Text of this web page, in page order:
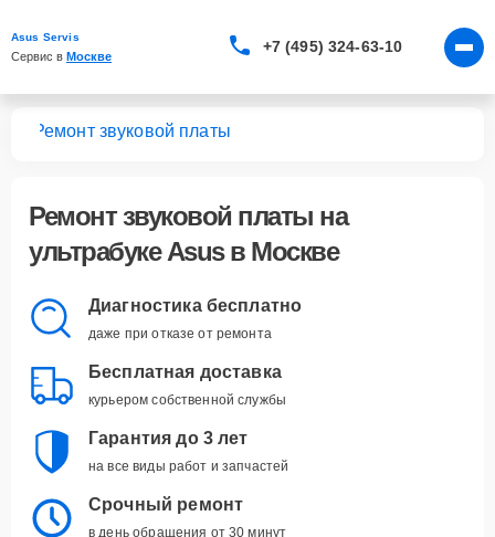
Asus Servis
Сервис в Москве
+7 (495) 324-63-10
Ремонт звуковой платы
Ремонт звуковой платы на
ультрабуке Asus в Москве
Диагностика бесплатно
даже при отказе от ремонта
Бесплатная доставка
курьером собственной службы
Гарантия до 3 лет
на все виды работ и запчастей
Срочный ремонт
в день обращения от 30 минут